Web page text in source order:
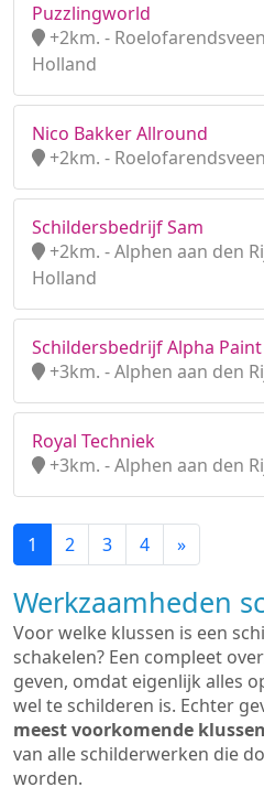
Puzzlingworld
+2km. -
Holland
Nico Bakker Allround
+2km. -
Schildersbedrijf Sam
+2km. - Alphen aan den
Holland
Schildersbedrijf Alpha Paint
+3km. - Alphen aan den
Royal Techniek
+3km. - Alphen aan den
1 2 3 4 »
Werkzaamheden
Voor welke klussen is een
schakelen? Een compleet
geven, omdat eigenlijk alles
wel te schilderen is. Echter
meest voorkomende klussen
van alle schilderwerken die
worden.